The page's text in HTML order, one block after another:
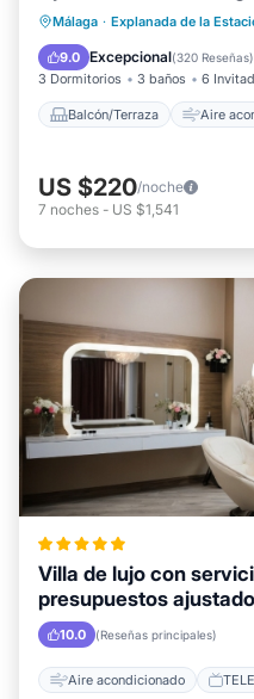
Málaga · Explanada de la
9.0 Excepcional(320 Reseñas)
3 Dormitorios 3 baños 6
Balcón/Terraza Aire
Balcón/Terraza
Internet
Apto
US $220/noche
7 noches - US $1,541
Villa de lujo con
presupuestos
10.0 (Reseñas principales)
Aire acondicionado